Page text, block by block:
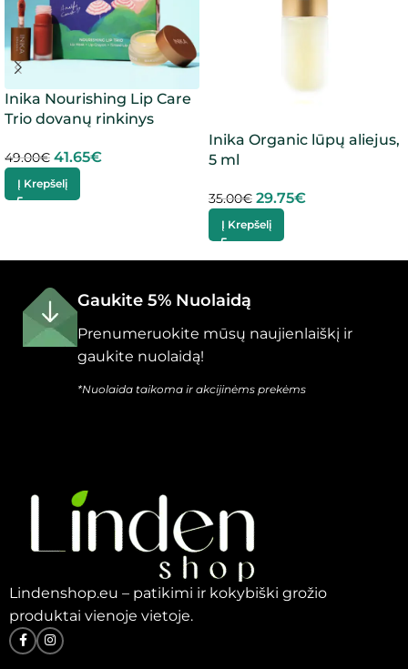
Inika Nourishing Lip Care
Trio dovanų rinkinys
49.00€ 41.65€
Į Krepšelį
Inika Organic lūpų aliejus,
5 ml
35.00€ 29.75€
Į Krepšelį
Gaukite 5% Nuolaidą
Prenumeruokite mūsų naujienlaiškį ir
gaukite nuolaidą!
*Nuolaida taikoma ir akcijinėms prekėms
Lindenshop.eu – patikimi ir kokybiški grožio
produktai vienoje vietoje.